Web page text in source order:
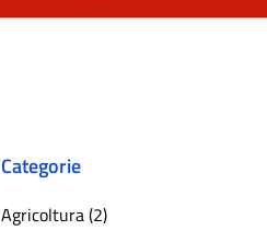
Categorie
Agricoltura (2)